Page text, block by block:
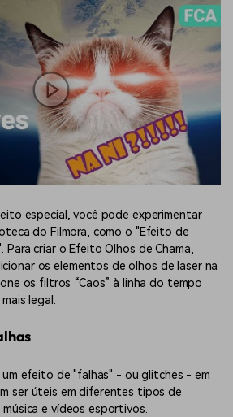
especial, você pode experimentar
do Filmora, como o "Efeito de
Para criar o Efeito Olhos de Chama,
os elementos de olhos de laser na
os filtros “Caos” à linha do tempo
legal.
um efeito de "falhas" - ou glitches - em
ser úteis em diferentes tipos de
e vídeos esportivos.